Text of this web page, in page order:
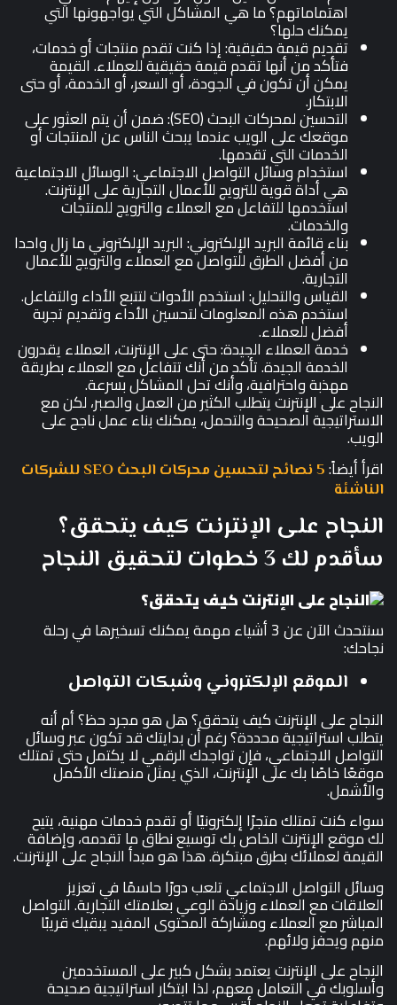
اهتماماتهم؟ ما هي المشاكل التي يواجهونها التي
يمكنك حلها؟
تقديم قيمة حقيقية: إذا كنت تقدم منتجات أو خدمات،
فتأكد من أنها تقدم قيمة حقيقية للعملاء. القيمة
يمكن أن تكون في الجودة، أو السعر، أو الخدمة، أو حتى
الابتكار.
التحسين لمحركات البحث (SEO): ضمن أن يتم العثور على
موقعك على الويب عندما يبحث الناس عن المنتجات أو
الخدمات التي تقدمها.
استخدام وسائل التواصل الاجتماعي: الوسائل الاجتماعية
هي أداة قوية للترويج للأعمال التجارية على الإنترنت.
استخدمها للتفاعل مع العملاء والترويج للمنتجات
والخدمات.
بناء قائمة البريد الإلكتروني: البريد الإلكتروني ما زال واحدا
من أفضل الطرق للتواصل مع العملاء والترويج للأعمال
التجارية.
القياس والتحليل: استخدم الأدوات لتتبع الأداء والتفاعل.
استخدم هذه المعلومات لتحسين الأداء وتقديم تجربة
أفضل للعملاء.
خدمة العملاء الجيدة: حتى على الإنترنت، العملاء يقدرون
الخدمة الجيدة. تأكد من أنك تتفاعل مع العملاء بطريقة
مهذبة واحترافية، وأنك تحل المشاكل بسرعة.
النجاح على الإنترنت يتطلب الكثير من العمل والصبر، لكن مع
الاستراتيجية الصحيحة والتحمل، يمكنك بناء عمل ناجح على
الويب.
اقرأ أيضاً:
5 نصائح لتحسين محركات البحث SEO للشركات
الناشئة
النجاح على الإنترنت كيف يتحقق؟
سأقدم لك 3 خطوات لتحقيق النجاح
سنتحدث الآن عن 3 أشياء مهمة يمكنك تسخيرها في رحلة
نجاحك:
الموقع الإلكتروني وشبكات التواصل
النجاح على الإنترنت كيف يتحقق؟ هل هو مجرد حظ؟ أم أنه
يتطلب استراتيجية محددة؟ رغم أن بدايتك قد تكون عبر وسائل
التواصل الاجتماعي، فإن تواجدك الرقمي لا يكتمل حتى تمتلك
موقعًا خاصًا بك على الإنترنت، الذي يمثل منصتك الأكمل
والأشمل.
سواء كنت تمتلك متجرًا إلكترونيًا أو تقدم خدمات مهنية، يتيح
لك موقع الإنترنت الخاص بك توسيع نطاق ما تقدمه، وإضافة
القيمة لعملائك بطرق مبتكرة. هذا هو مبدأ النجاح على الإنترنت.
وسائل التواصل الاجتماعي تلعب دورًا حاسمًا في تعزيز
العلاقات مع العملاء وزيادة الوعي بعلامتك التجارية. التواصل
المباشر مع العملاء ومشاركة المحتوى المفيد يبقيك قريبًا
منهم ويحفز ولائهم.
النجاح على الإنترنت يعتمد بشكل كبير على المستخدمين
وأسلوبك في التعامل معهم، لذا ابتكار استراتيجية صحيحة